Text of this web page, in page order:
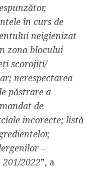
în curs de
neigienizat
zona blocului
scorojiți/
nerespectarea
păstrare a
de
incorecte; listă
–
2022”, a